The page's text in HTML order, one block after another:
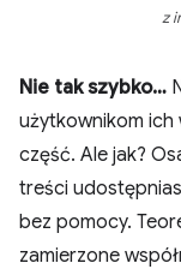
z
Nie tak szybko…
użytkownikom ich
część. Ale jak?
treści
bez pomocy.
zamierzone